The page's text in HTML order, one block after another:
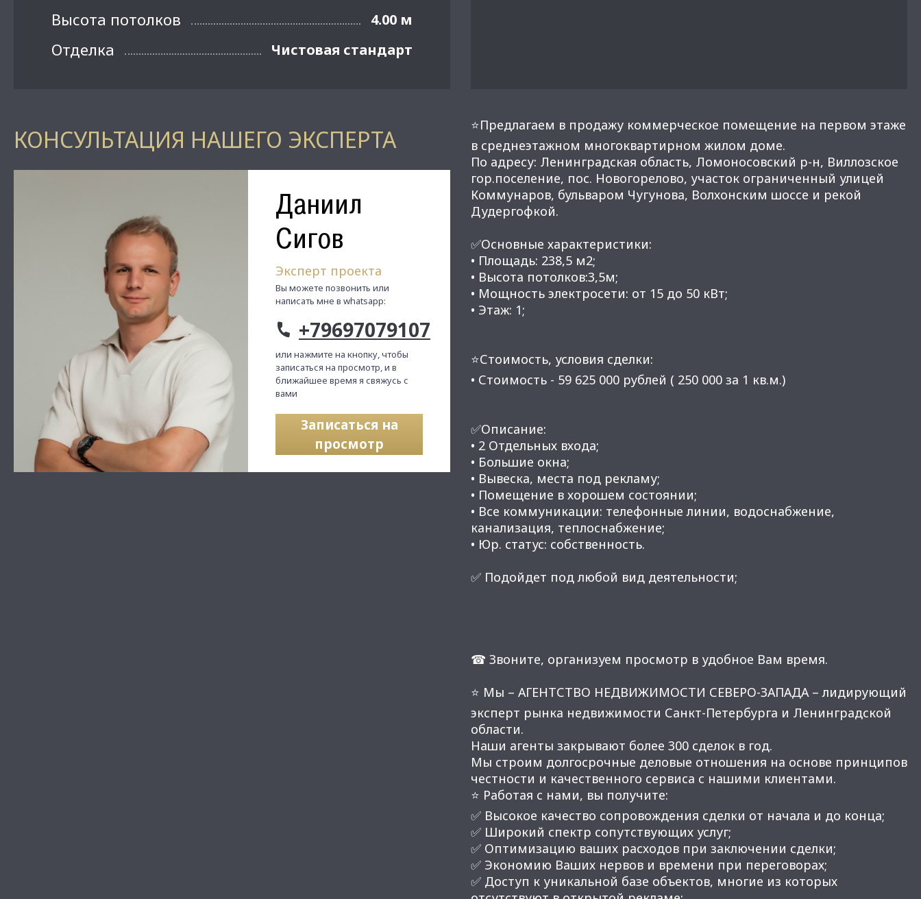
Высота потолков 4.00 м
Отделка Чистовая стандарт
КОНСУЛЬТАЦИЯ НАШЕГО ЭКСПЕРТА
Даниил
Сигов
Эксперт проекта
Вы можете позвонить или
написать мне в whatsapp:
+79697079107
или нажмите на кнопку, чтобы
записаться на просмотр, и в
ближайшее время я свяжусь с
вами
Записаться на
просмотр
⭐Предлагаем в продажу коммерческое помещение на первом этаже
в среднеэтажном многоквартирном жилом доме.
По адресу: Ленинградская область, Ломоносовский р-н, Виллозское
гор.поселение, пос. Новогорелово, участок ограниченный улицей
Коммунаров, бульваром Чугунова, Волхонским шоссе и рекой
Дудергофкой.
✅Основные характеристики:
• Площадь: 238,5 м2;
• Высота потолков:3,5м;
• Мощность электросети: от 15 до 50 кВт;
• Этаж: 1;
⭐Стоимость, условия сделки:
• Стоимость - 59 625 000 рублей ( 250 000 за 1 кв.м.)
✅Описание:
• 2 Отдельных входа;
• Большие окна;
• Вывеска, места под рекламу;
• Помещение в хорошем состоянии;
• Все коммуникации: телефонные линии, водоснабжение,
канализация, теплоснабжение;
• Юр. статус: собственность.
✅ Подойдет под любой вид деятельности;
☎ Звоните, организуем просмотр в удобное Вам время.
⭐ Мы – АГЕНТСТВО НЕДВИЖИМОСТИ СЕВЕРО-ЗАПАДА – лидирующий
эксперт рынка недвижимости Санкт-Петербурга и Ленинградской
области.
Наши агенты закрывают более 300 сделок в год.
Мы строим долгосрочные деловые отношения на основе принципов
честности и качественного сервиса с нашими клиентами.
⭐ Работая с нами, вы получите:
✅ Высокое качество сопровождения сделки от начала и до конца;
✅ Широкий спектр сопутствующих услуг;
✅ Оптимизацию ваших расходов при заключении сделки;
✅ Экономию Ваших нервов и времени при переговорах;
✅ Доступ к уникальной базе объектов, многие из которых